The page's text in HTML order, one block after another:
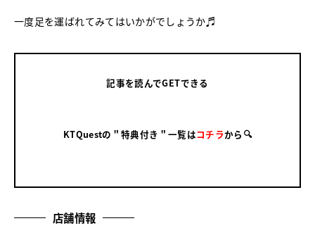
一度足を運ばれてみてはいかがでしょうか♬
記事を読んでGETできる
KTQuestの＂特典付き＂一覧はコチラから🔍
店舗情報